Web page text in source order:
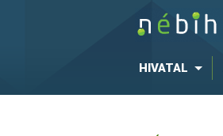
HIVATAL